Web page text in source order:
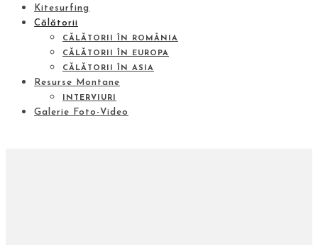
Kitesurfing
Călătorii
CĂLĂTORII ÎN ROMÂNIA
CĂLĂTORII ÎN EUROPA
CĂLĂTORII ÎN ASIA
Resurse Montane
INTERVIURI
Galerie Foto-Video